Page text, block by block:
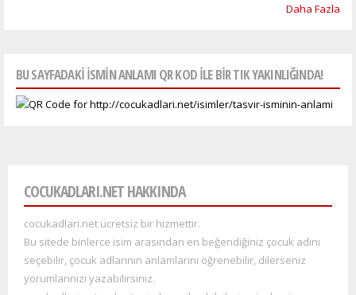
Daha Fazla
BU SAYFADAKI ISMIN ANLAMI QR KOD ILE BIR TIK YAKINLIĞINDA!
COCUKADLARI.NET HAKKINDA
cocukadlari.net ücretsiz bir hizmettir.
Bu sitede binlerce isim arasından en beğendiğiniz çocuk adını
seçebilir, çocuk adlarının anlamlarını öğrenebilir, dilerseniz
yorumlarınızı yazabilirsiniz.